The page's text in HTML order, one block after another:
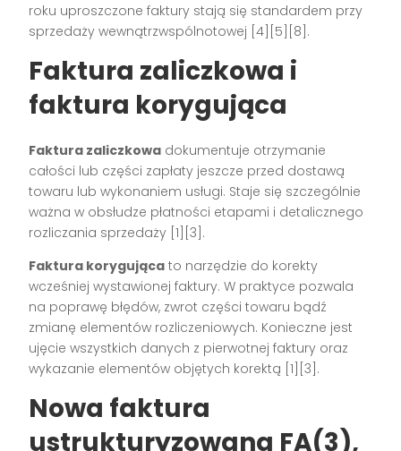
roku uproszczone faktury stają się standardem przy
sprzedaży wewnątrzwspólnotowej [4][5][8] .
Faktura zaliczkowa i
faktura korygująca
Faktura zaliczkowa dokumentuje otrzymanie
całości lub części zapłaty jeszcze przed dostawą
towaru lub wykonaniem usługi. Staje się szczególnie
ważna w obsłudze płatności etapami i detalicznego
rozliczania sprzedaży [1][3] .
Faktura korygująca to narzędzie do korekty
wcześniej wystawionej faktury. W praktyce pozwala
na poprawę błędów, zwrot części towaru bądź
zmianę elementów rozliczeniowych. Konieczne jest
ujęcie wszystkich danych z pierwotnej faktury oraz
wykazanie elementów objętych korektą [1][3] .
Nowa faktura
ustrukturyzowana FA(3),